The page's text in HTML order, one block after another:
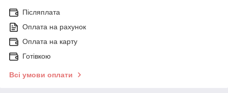
Післяплата
Оплата на рахунок
Оплата на карту
Готівкою
Всі умови оплати